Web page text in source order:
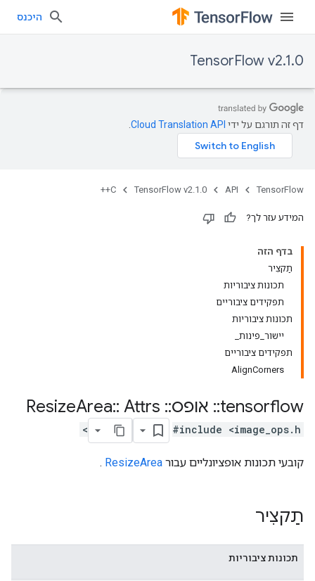
היכנס
TensorFlow v2.1.0
דף זה תורגם על ידי Cloud Translation API
TensorFlow
API
TensorFlow v2.1.0
C++
המידע עזר לך?
בדף הזה
תַקצִיר
תכונות ציבוריות
תפקידים ציבוריים
תכונות ציבוריות
יישור_פינות_
תפקידים ציבוריים
AlignCorners
tensorflow
:: אופס::
Area:: Attrs
#include <image_ops.h>
קובעי תכונות אופציונליים עבור ResizeArea
.
תַקצִיר
תכונות ציבוריות